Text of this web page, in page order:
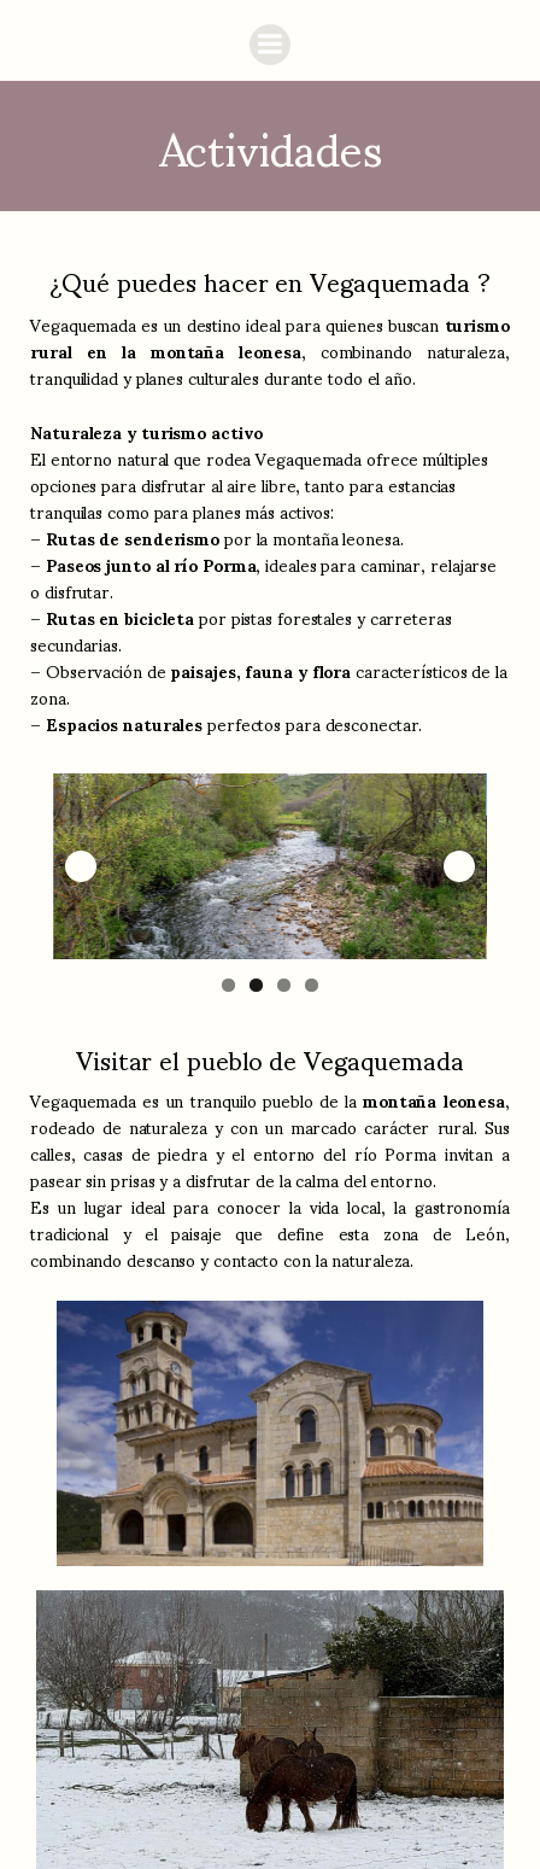
Actividades
¿Qué puedes hacer en Vegaquemada ?
Vegaquemada es un destino ideal para quienes buscanturismo
rural en la montaña leonesa, combinando naturaleza,
tranquilidad y planes culturales durante todo el año.
Naturaleza y turismo activo
El entorno natural que rodea Vegaquemada ofrece múltiples
opciones para disfrutar al aire libre, tanto para estancias
tranquilas como para planes más activos:
–Rutas de senderismopor la montaña leonesa.
–Paseos junto al río Porma, ideales para caminar, relajarse
o disfrutar.
–Rutas en bicicletapor pistas forestales y carreteras
secundarias.
– Observación depaisajes, fauna y floracaracterísticos de la
zona.
–Espacios naturalesperfectos para desconectar.
Visitar el pueblo de Vegaquemada
Vegaquemada es un tranquilo pueblo de lamontaña leonesa,
rodeado de naturaleza y con un marcado carácter rural. Sus
calles, casas de piedra y el entorno del río Porma invitan a
pasear sin prisas y a disfrutar de la calma del entorno.
Es un lugar ideal para conocer la vida local, la gastronomía
tradicional y el paisaje que define esta zona de León,
combinando descanso y contacto con la naturaleza.